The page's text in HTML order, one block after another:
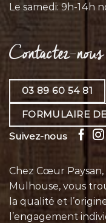
Le samedi: 9h-14h
Contactez-nous
03 89 60 54 81
FORMULAIRE
Suivez-nous
Chez Cœur
Mulhouse, vous
la qualité et
l’engagement